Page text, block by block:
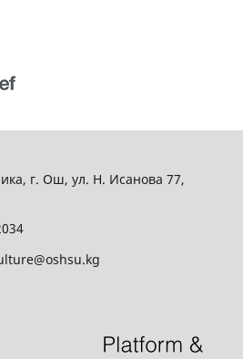
г. Ош, ул. Н. Исанова 77,